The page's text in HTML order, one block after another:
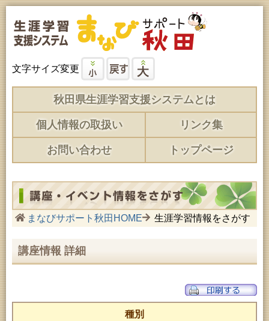
文字サイズ変更
秋田県生涯学習支援システムとは
個人情報の取扱い リンク集
お問い合わせ トップページ
まなびサポート秋田HOME 生涯学習情報をさがす
講座情報 詳細
種別